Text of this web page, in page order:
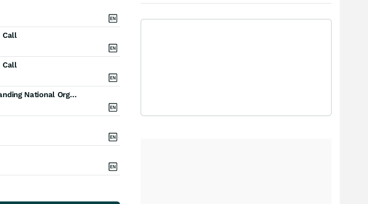
Call
Call
Strata Acquires Heart and Lung Transplant National Recovery Program, Expanding National Organ Recovery Platform